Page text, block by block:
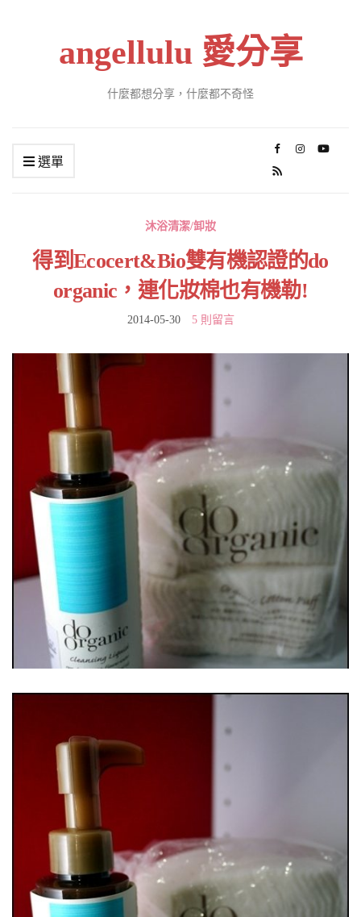
angellulu 愛分享
什麼都想分享，什麼都不奇怪
選單
沐浴清潔/卸妝
得到Ecocert&Bio雙有機認證的do
organic，連化妝棉也有機勒!
2014-05-30 5 則留言